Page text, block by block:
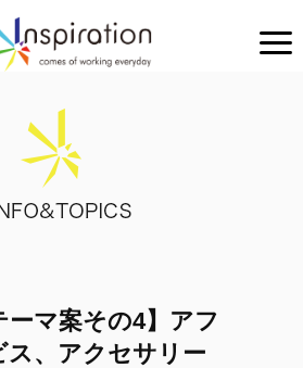
ーマ案その4】アフ
ス、アクセサリー